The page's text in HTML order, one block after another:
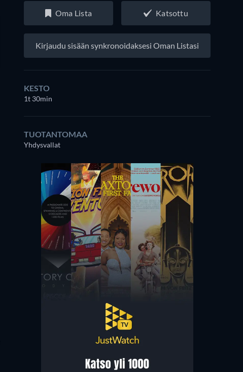
Oma Lista Katsottu
Kirjaudu sisään synkronoidaksesi Oman Listasi
KESTO
1t 30min
TUOTANTOMAA
Yhdysvallat
Oona Chaplin